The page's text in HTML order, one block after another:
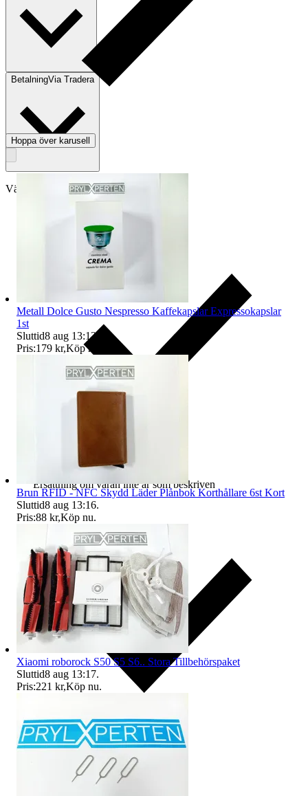
BetalningVia Tradera
Välj till köparskydd
Ersättning om varan inte är som beskriven
Ersättning om du inte får din vara
Hoppa över karusell
Metall Dolce Gusto Nespresso Kaffekapslar Expressokapslar
1st
Sluttid8 aug 13:13
Pris:179 kr,Köp nu
Brun RFID - NFC Skydd Läder Plånbok Korthållare 6st Kort
Sluttid8 aug 13:16.
Pris:88 kr,Köp nu.
Xiaomi roborock S50 S5 S6.. Stora Tillbehörspaket
Sluttid8 aug 13:17.
Pris:221 kr,Köp nu.